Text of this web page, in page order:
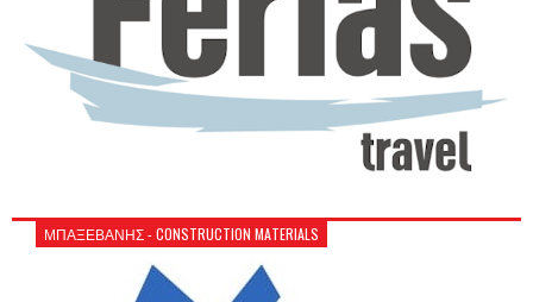
ΜΠΑΞΕΒΑΝΗΣ - CONSTRUCTION MATERIALS